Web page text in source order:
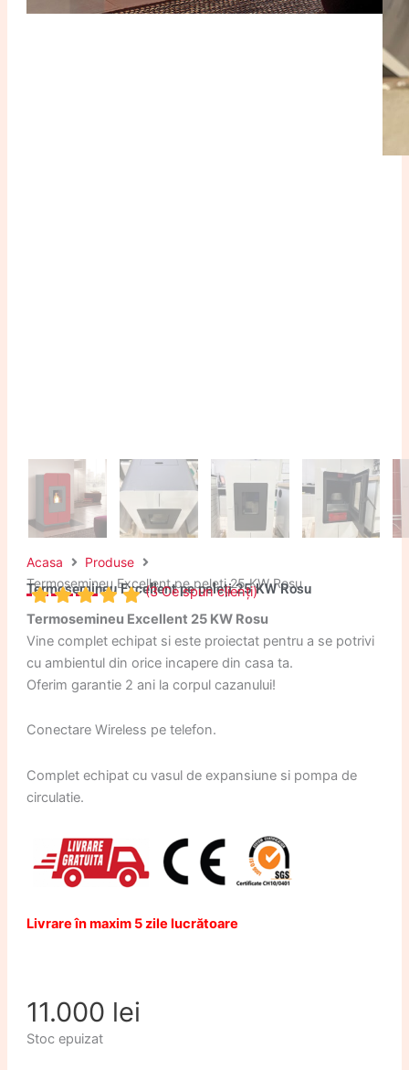
Acasa
Produse
Termosemineu Excellent pe peleți 25 KW Rosu
Termosemineu Excellent pe peleți 25 KW Rosu
(3Ce spun clienți)
Termosemineu Excellent 25 KW Rosu
Vine complet echipat si este proiectat pentru a se potrivi
cu ambientul din orice incapere din casa ta.
Oferim garantie 2 ani la corpul cazanului!
Conectare Wireless pe telefon.
Complet echipat cu vasul de expansiune si pompa de
circulatie.
Livrare în maxim 5 zile lucrătoare
11.000 lei
Stoc epuizat